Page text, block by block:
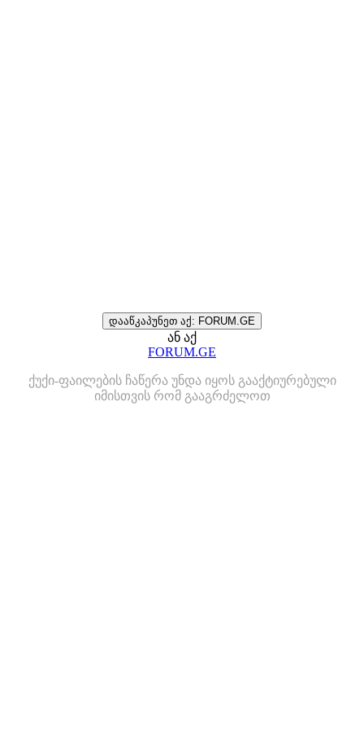
დააწკაპუნეთ აქ: FORUM.GE
ან აქ
FORUM.GE
ქუქი-ფაილების ჩაწერა უნდა იყოს გააქტიურებული
იმისთვის რომ გააგრძელოთ